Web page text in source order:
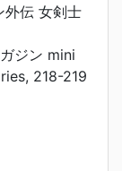
外伝 女剣士
ジン mini
218-219